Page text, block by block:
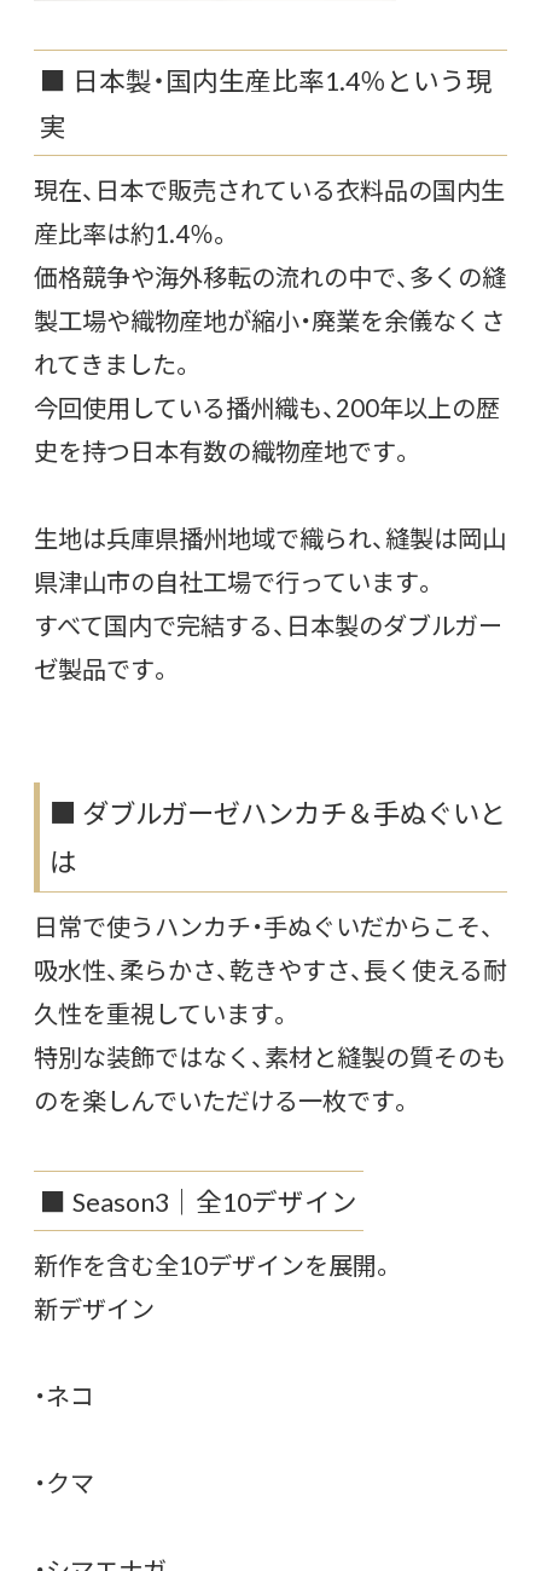
■ 日本製・国内生産比率1.4％という現
実
現在、日本で販売されている衣料品の国内生
産比率は約1.4％。
価格競争や海外移転の流れの中で、多くの縫
製工場や織物産地が縮小・廃業を余儀なくさ
れてきました。
今回使用している播州織も、200年以上の歴
史を持つ日本有数の織物産地です。
生地は兵庫県播州地域で織られ、縫製は岡山
県津山市の自社工場で行っています。
すべて国内で完結する、日本製のダブルガー
ゼ製品です。
■ ダブルガーゼハンカチ＆手ぬぐいと
は
日常で使うハンカチ・手ぬぐいだからこそ、
吸水性、柔らかさ、乾きやすさ、長く使える耐
久性を重視しています。
特別な装飾ではなく、素材と縫製の質そのも
のを楽しんでいただける一枚です。
■ Season3｜全10デザイン
新作を含む全10デザインを展開。
新デザイン
・ネコ
・クマ